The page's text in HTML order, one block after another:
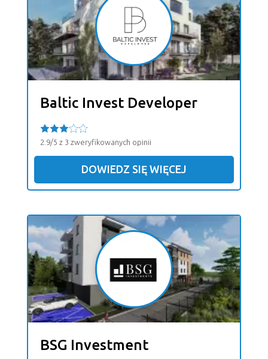
Baltic Invest Developer
2.9/5 z 3 zweryfikowanych opinii
DOWIEDZ SIĘ WIĘCEJ
BSG Investment